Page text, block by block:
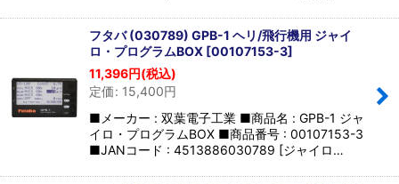
フタバ (030789) GPB-1 ヘリ/飛行機用 ジャイ
ロ・プログラムBOX [00107153-3]
11,396円(税込)
定価: 15,400円
■メーカー : 双葉電子工業 ■商品名 : GPB-1 ジャ
イロ・プログラムBOX ■商品番号 : 00107153-3
■JANコード : 4513886030789 [ジャイロ…